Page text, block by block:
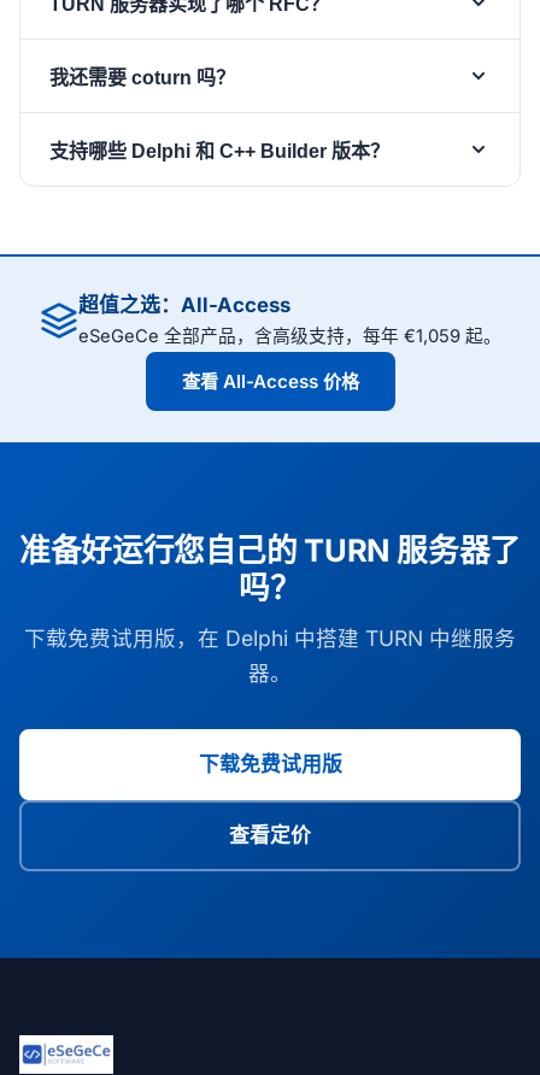
Realm ，从OnTURNAuthenticate
事件提供每用户密
码，然后设置Active := True。服务器随后会为任
何 RFC 8656 客户端处理 Allocate、
和 Data，在中继传输地址与绑定对等方之间转发数据
报。
TURN 服务器实现了哪个 RFC？
INTEGRITY 验证长期凭据并自动轮换 nonce。它还参
考 RFC 6062 处理 TURN over TCP 分配，参考 RFC
8489 处理底层 STUN 消息格式，并支持 UDP、TCP
我还需要 coturn 吗？
入您自己的 Delphi 或 C++ Builder 应用程序中，因此
您的 WebRTC 和 ICE 部署可以不再依赖第三方 TURN
最大分配数、带宽和生命周期）可限制滥用，并通过
支持哪些 Delphi 和 C++ Builder 版本？
的 C++ Builder 版本，可在 Windows、macOS、
Linux、iOS 和 Android 上运行。下载免费试用版，在
您自己的项目中搭建 TURN 中继。
超值之选：All-Access
eSeGeCe 全部产品，含高级支持，每年 €1,059 起。
查看 All-Access 价格
准备好运行您自己的 TURN 服务器了
吗？
下载免费试用版，在 Delphi 中搭建 TURN 中继服务
器。
下载免费试用版
查看定价